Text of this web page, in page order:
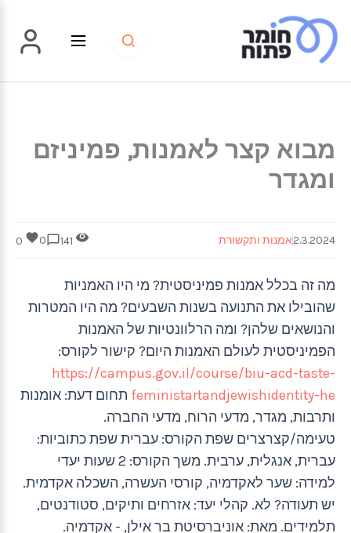
לתוכן
מבוא קצר לאמנות, פמיניזם
ומגדר
2.3.2024אמנות ותקשורת 0
מה זה בכלל אמנות פמיניסטית? מי היו האמניות
שהובילו את התנועה בשנות השבעים? מה היו המטרות
והנושאים שלהן? ומה הרלוונטיות של האמנות
הפמיניסטית לעולם האמנות היום? קישור לקורס:
https://campus.gov.il/course/biu-acd-taste-
feministartandjewishidentity-he תחום דעת: אומנות
ותרבות, מגדר, מדעי הרוח, מדעי החברה.
טעימה/קצרצרים שפת הקורס: עברית שפת כתוביות:
עברית, אנגלית, ערבית. משך הקורס: 2 שעות יעדי
למידה: שער לאקדמיה, קורסי העשרה, השכלה אקדמית.
יש תעודה? לא. קהלי יעד: אזרחים ותיקים, סטודנטים,
תלמידים. מאת: אוניברסיטת בר אילן, - אקדמיה.